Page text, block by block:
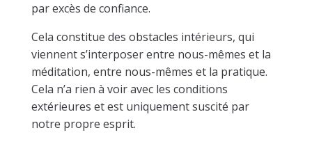
par excès de confiance.
Cela constitue des obstacles intérieurs, qui
viennent s’interposer entre nous-mêmes et la
méditation, entre nous-mêmes et la pratique.
Cela n’a rien à voir avec les conditions
extérieures et est uniquement suscité par
notre propre esprit.